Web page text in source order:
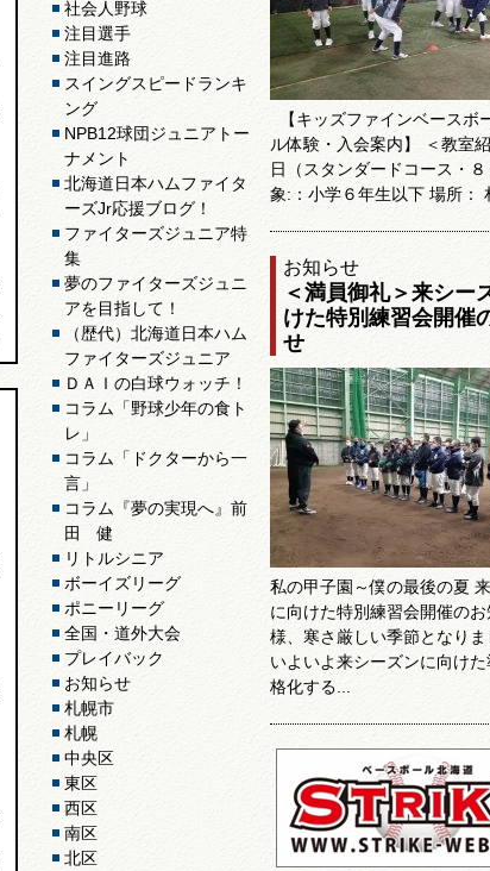
社会人野球
注目選手
注目進路
スイングスピードランキ
ング
NPB12球団ジュニアトー
ナメント
北海道日本ハムファイタ
ーズJr応援ブログ！
ファイターズジュニア特
集
夢のファイターズジュニ
アを目指して！
（歴代）北海道日本ハム
ファイターズジュニア
ＤＡＩの白球ウォッチ！
コラム「野球少年の食ト
レ」
コラム「ドクターから一
言」
コラム『夢の実現へ』前
田 健
リトルシニア
ボーイズリーグ
ポニーリーグ
全国・道外大会
プレイバック
お知らせ
札幌市
札幌
中央区
東区
西区
南区
北区
【キッズファインベースボ
ル体験・入会案内】 ＜教室
日（スタンダードコース・
象:：小学６年生以下 場所：
お知らせ
＜満員御礼＞来シー
けた特別練習会開催
せ
私の甲子園～僕の最後の夏
に向けた特別練習会開催の
様、寒さ厳しい季節となりま
いよいよ来シーズンに向け
格化する...